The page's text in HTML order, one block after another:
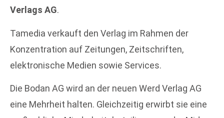
Verlags AG.
Tamedia verkauft den Verlag im Rahmen der
Konzentration auf Zeitungen, Zeitschriften,
elektronische Medien sowie Services.
Die Bodan AG wird an der neuen Werd Verlag AG
eine Mehrheit halten. Gleichzeitig erwirbt sie eine